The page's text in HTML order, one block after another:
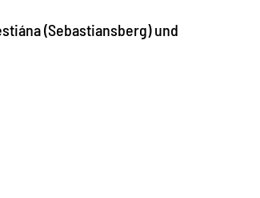
(Sebastiansberg) und